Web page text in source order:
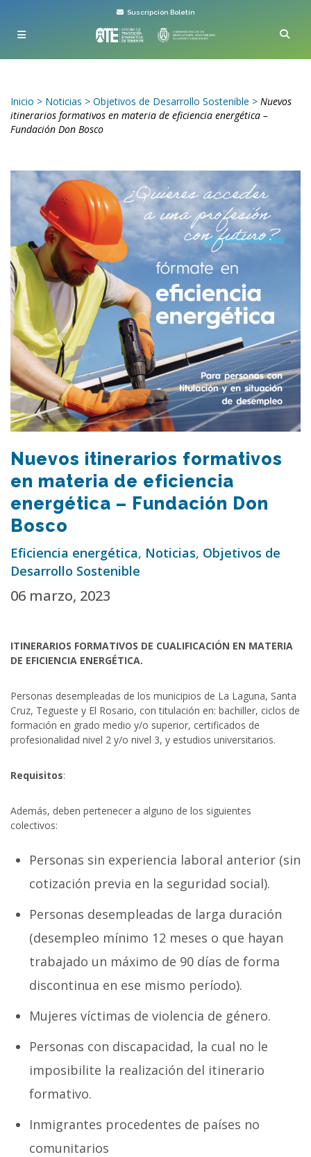
Suscripción Boletín
Inicio > Noticias > Objetivos de Desarrollo Sostenible > Nuevos
itinerarios formativos en materia de eficiencia energética –
Fundación Don Bosco
Nuevos itinerarios formativos
en materia de eficiencia
energética – Fundación Don
Bosco
Eficiencia energética, Noticias, Objetivos de
Desarrollo Sostenible
06 marzo, 2023
ITINERARIOS FORMATIVOS DE CUALIFICACIÓN EN MATERIA
DE EFICIENCIA ENERGÉTICA.
Personas desempleadas de los municipios de La Laguna, Santa
Cruz, Tegueste y El Rosario, con titulación en: bachiller, ciclos de
formación en grado medio y/o superior, certificados de
profesionalidad nivel 2 y/o nivel 3, y estudios universitarios.
Requisitos:
Además, deben pertenecer a alguno de los siguientes
colectivos:
Personas sin experiencia laboral anterior (sin
cotización previa en la seguridad social).
Personas desempleadas de larga duración
(desempleo mínimo 12 meses o que hayan
trabajado un máximo de 90 días de forma
discontinua en ese mismo período).
Mujeres víctimas de violencia de género.
Personas con discapacidad, la cual no le
imposibilite la realización del itinerario
formativo.
Inmigrantes procedentes de países no
comunitarios